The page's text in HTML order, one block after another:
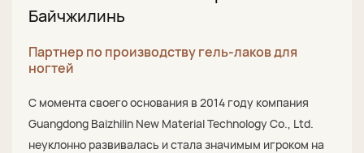
Байчжилинь
Партнер по производству гель-лаков для
ногтей
С момента своего основания в 2014 году компания
Guangdong Baizhilin New Material Technology Co., Ltd.
неуклонно развивалась и стала значимым игроком на